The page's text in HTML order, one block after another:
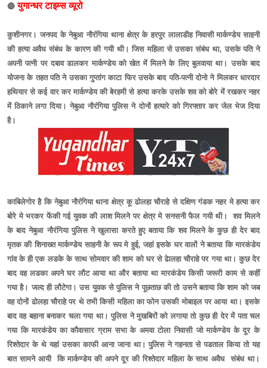
🔴युगान्धर टाइम्स व्यूरो
कुशीनगर। जनपद के नेबुआ नौरंगिया थाना क्षेत्र के हरपुर लालाडीह निवासी मार्कण्डेय साहनी
की हत्या अवैध संबंध के कारण की गयी थी। जिस महिला से उसका संबंध था, उसके पति ने
अपनी पत्नी पर दबाव डालकर मार्कण्डेय को खेत में मिलने के लिए बुलवाया था। उसके बाद
योजना के तहत पति ने उसका गुप्तांग काटा फिर उसके बाद पति-पत्नी दोनो ने मिलकर धारदार
हथियार से कई वार कर मार्कण्डेय की बेरहमी से हत्या करके उसके शव को बोरे में रखकर नहर
में ठिकाने लगा दिया। नेबुआ नौरंगिया पुलिस ने दोनों हत्यारे को गिरफ्तार कर जेल भेज दिया
है।
काबिलेगोर है कि नेबुआ नौरंगिया थाना क्षेत्र कू ढोलहा चौराहे से दक्षिण गंडक नहर मे हत्या कर
बोरे मे भरकर फेंकी गई युवक की लाश मिलने पर क्षेत्र मे सनसनी फैल गयी थी। शव मिलने
के बाद नेबुआ नौरंगिया पुलिस ने खुलासा करते हुए बताया कि शव मिलने के कुछ ही देर बाद
मृतक की शिनाख्त मार्कण्डेय साहनी के रूप मे हुई, जहां इसके घर वालों ने बताया कि मारकंडेय
गांव के ही एक लडके के साथ सोमवार की शाम को घर से ढेालहा चौराहे पर गया था। कुछ देर
बाद वह लडका अपने घर लौट आया था और बताया था मारकंडेय किसी जरूरी काम से कहीं
गया है। जल्द ही लौटेगा। उस युवक से पुलिस ने पूछताछ की तो उसने बताया कि शाम को जब
वह दोनों ढोलहा चौराहे पर थे तभी किसी महिला का फोन उसकी मोबाइल पर आया था। इसके
बाद वह बहाना बनाकर चला गया था। पुलिस ने मुखबिरों को लगाया तो कुछ ही देर में पता चल
गया कि मारकंडेय का कौवासार ग्राम सभा के अमवा टोला निवासी जो मार्कण्डेय के दूर के
रिश्तेदार के थे यहां उसका काफी आना जाना था। पुलिस ने गहनता से पडताल किया तो यह
बात सामने आयी कि मार्कण्डेय की अपने दूर की रिश्तेदार महिला के साथ अवैध संबंध था।